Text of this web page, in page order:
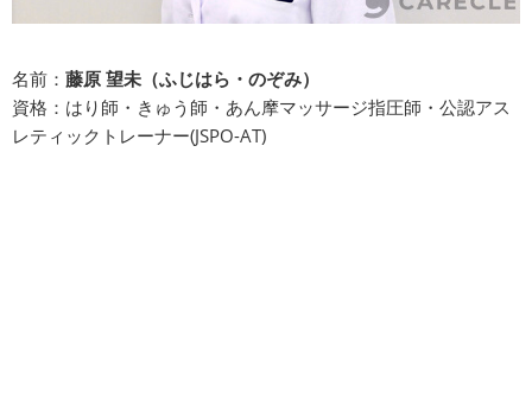
名前： 藤原 望未（ふじはら・のぞみ）
資格：はり師・きゅう師・あん摩マッサージ指圧師・公認アス
レティックトレーナー(JSPO-AT)